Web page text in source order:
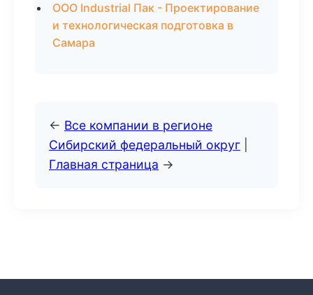
ООО Industrial Пак - Проектирование
и технологическая подготовка в
Самара
← Все компании в регионе
Сибирский федеральный округ
Главная страница →